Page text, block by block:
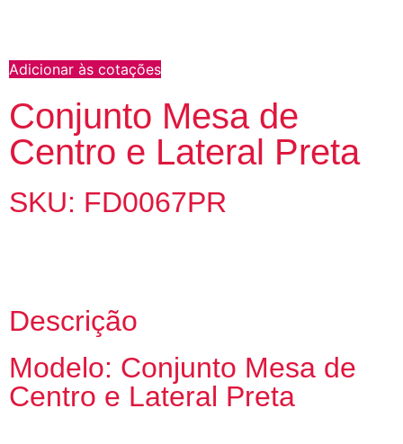
Adicionar às cotações
Conjunto Mesa de
Centro e Lateral Preta
SKU: FD0067PR
Descrição
Modelo: Conjunto Mesa de
Centro e Lateral Preta